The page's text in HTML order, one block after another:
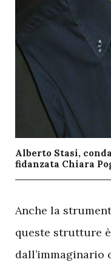
Alberto Stasi,
fidanzata Chiara
Anche la
queste strutture
dall’immaginario